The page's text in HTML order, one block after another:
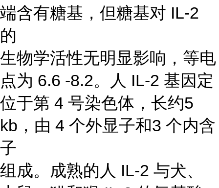
端含有糖基，但糖基对 IL-2
的
生物学活性无明显影响，等电
点为 6.6 -8.2。人 IL-2 基因定
位于第 4 号染色体，长约5
kb，由 4 个外显子和3 个内含
子
组成。成熟的人 IL-2 与犬、